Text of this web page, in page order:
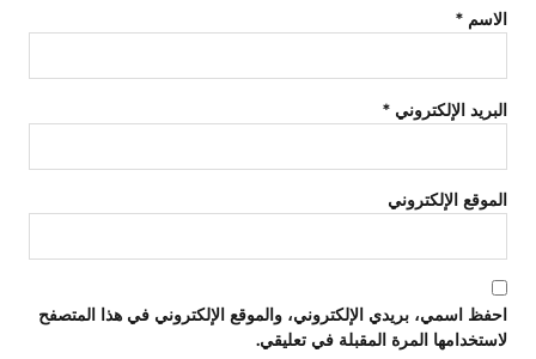
الاسم *
البريد الإلكتروني *
الموقع الإلكتروني
احفظ اسمي، بريدي الإلكتروني، والموقع الإلكتروني في هذا المتصفح
لاستخدامها المرة المقبلة في تعليقي.